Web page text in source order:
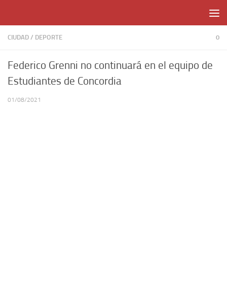
CIUDAD / DEPORTE 0
Federico Grenni no continuará en el equipo de
Estudiantes de Concordia
01/08/2021